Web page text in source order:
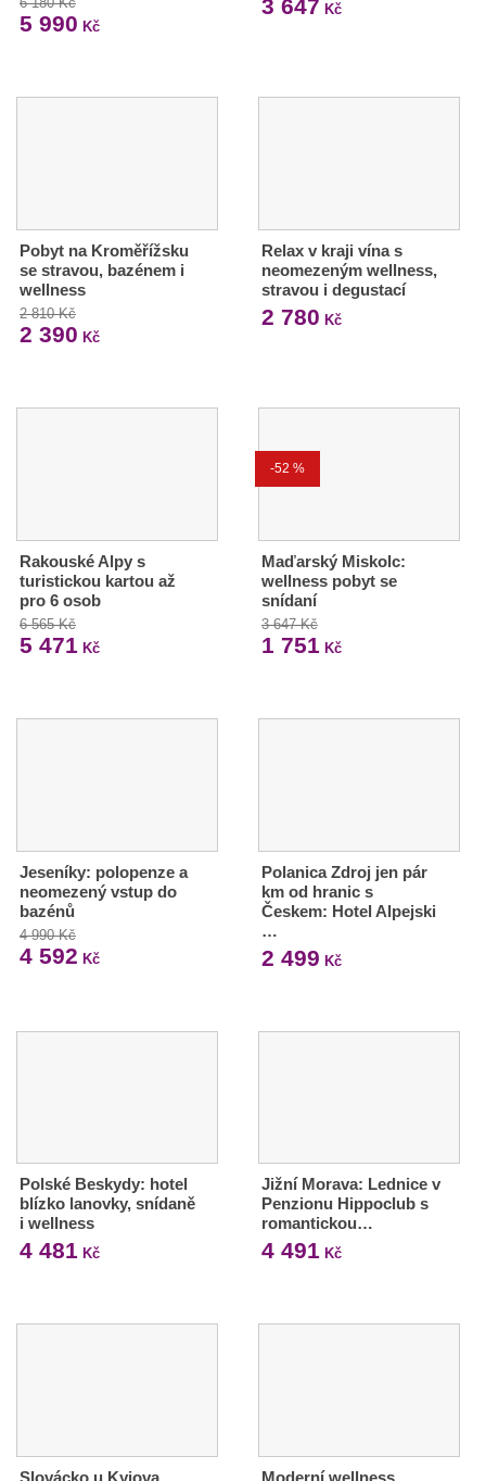
5 990 Kč
3 647 Kč
Pobyt na Kroměřížsku
se stravou, bazénem i
wellness
2 810 Kč
2 390 Kč
Relax v kraji vína s
neomezeným wellness,
stravou i degustací
2 780 Kč
Rakouské Alpy s
turistickou kartou až
pro 6 osob
6 565 Kč
5 471 Kč
-52 %
Maďarský Miskolc:
wellness pobyt se
snídaní
3 647 Kč
1 751 Kč
Jeseníky: polopenze a
neomezený vstup do
bazénů
4 990 Kč
4 592 Kč
Polanica Zdroj jen pár
km od hranic s
Českem: Hotel Alpejski
…
2 499 Kč
Polské Beskydy: hotel
blízko lanovky, snídaně
i wellness
4 481 Kč
Jižní Morava: Lednice v
Penzionu Hippoclub s
romantickou…
4 491 Kč